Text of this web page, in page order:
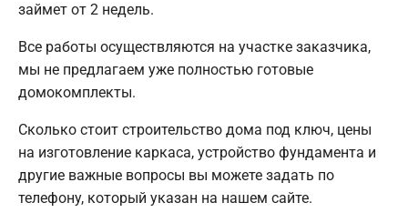
займет от 2 недель.
Все работы осуществляются на участке заказчика,
мы не предлагаем уже полностью готовые
домокомплекты.
Сколько стоит строительство дома под ключ, цены
на изготовление каркаса, устройство фундамента и
другие важные вопросы вы можете задать по
телефону, который указан на нашем сайте.